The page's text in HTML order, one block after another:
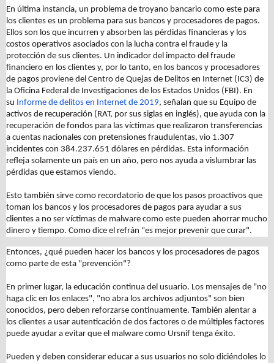
En última instancia, un problema de troyano bancario como este para
los clientes es un problema para sus bancos y procesadores de pagos.
Ellos son los que incurren y absorben las pérdidas financieras y los
costos operativos asociados con la lucha contra el fraude y la
protección de sus clientes. Un indicador del impacto del fraude
financiero en los clientes y, por lo tanto, en los bancos y procesadores
de pagos proviene del Centro de Quejas de Delitos en Internet (IC3) de
la Oficina Federal de Investigaciones de los Estados Unidos (FBI). En
su Informe de delitos en Internet de 2019, señalan que su Equipo de
activos de recuperación (RAT, por sus siglas en inglés), que ayuda con la
recuperación de fondos para las víctimas que realizaron transferencias
a cuentas nacionales con pretensiones fraudulentas, vio 1.307
incidentes con 384.237.651 dólares en pérdidas. Esta información
refleja solamente un país en un año, pero nos ayuda a vislumbrar las
pérdidas que estamos viendo.
Esto también sirve como recordatorio de que los pasos proactivos que
toman los bancos y los procesadores de pagos para ayudar a sus
clientes a no ser víctimas de malware como este pueden ahorrar mucho
dinero y tiempo. Como dice el refrán "es mejor prevenir que curar".
Entonces, ¿qué pueden hacer los bancos y los procesadores de pagos
como parte de esta "prevención"?
En primer lugar, la educación continua del usuario. Los mensajes de "no
haga clic en los enlaces", "no abra los archivos adjuntos" son bien
conocidos, pero deben reforzarse continuamente. También alentar a
los clientes a usar autenticación de dos factores o de múltiples factores
puede ayudar a evitar que el malware como Ursnif tenga éxito.
Pueden y deben considerar educar a sus usuarios no solo diciéndoles lo